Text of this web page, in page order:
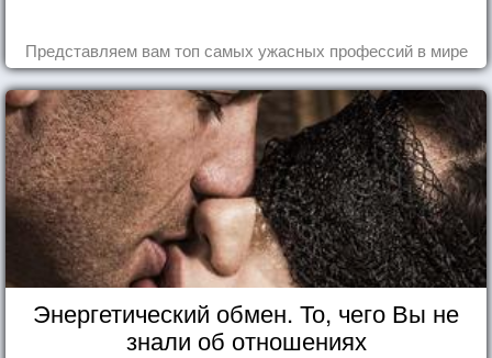
Представляем вам топ самых ужасных профессий в мире
Энергетический обмен. То, чего Вы не
знали об отношениях